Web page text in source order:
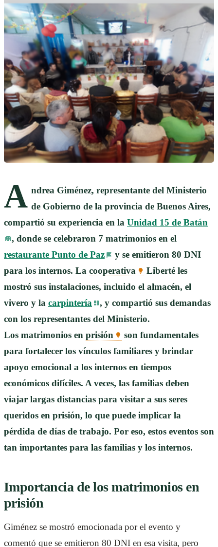
A ndrea Giménez, representante del Ministerio
de Gobierno de la provincia de Buenos Aires,
compartió su experiencia en la Unidad 15 de Batán
, donde se celebraron 7 matrimonios en el
restaurante Punto de Paz
y se emitieron 80 DNI
para los internos. La cooperativa
Liberté les
mostró sus instalaciones, incluido el almacén, el
vivero y la carpintería
, y compartió sus demandas
con los representantes del Ministerio.
Los matrimonios en prisión
son fundamentales
para fortalecer los vínculos familiares y brindar
apoyo emocional a los internos en tiempos
económicos difíciles. A veces, las familias deben
viajar largas distancias para visitar a sus seres
queridos en prisión, lo que puede implicar la
pérdida de días de trabajo. Por eso, estos eventos son
tan importantes para las familias y los internos.
Importancia de los matrimonios en
prisión
Giménez se mostró emocionada por el evento y
comentó que se emitieron 80 DNI en esa visita, pero